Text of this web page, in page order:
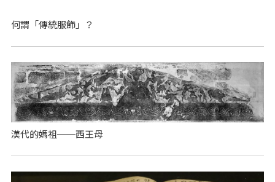
何謂「傳統服飾」？
漢代的媽祖──西王母